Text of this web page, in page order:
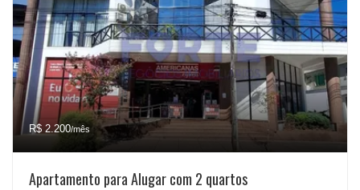
R$ 2.200/mês
Apartamento para Alugar com 2 quartos